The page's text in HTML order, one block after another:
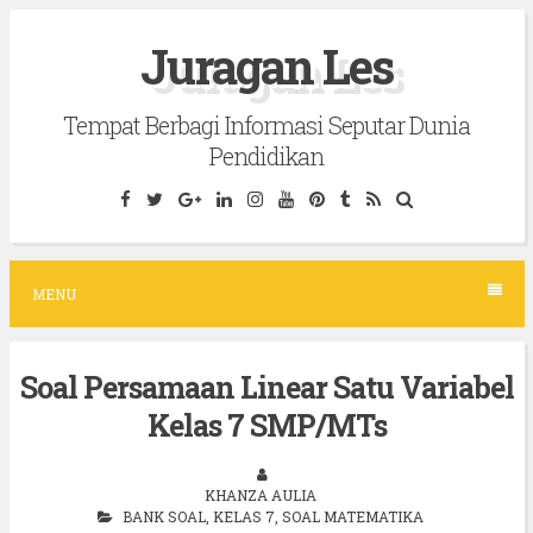
c
Juragan Les
Tempat Berbagi Informasi Seputar Dunia
Pendidikan
MENU
Soal Persamaan Linear Satu Variabel
Kelas 7 SMP/MTs
KHANZA AULIA
BANK SOAL KELAS 7 SOAL MATEMATIKA